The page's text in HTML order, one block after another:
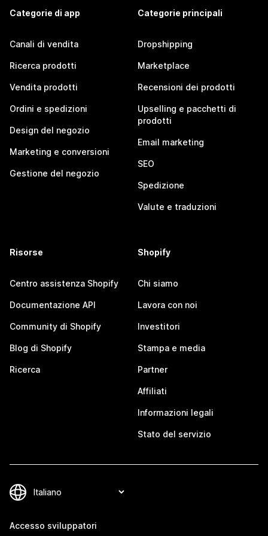
Categorie di app
Canali di vendita
Ricerca prodotti
Vendita prodotti
Ordini e spedizioni
Design del negozio
Marketing e conversioni
Gestione del negozio
Categorie principali
Dropshipping
Marketplace
Recensioni dei prodotti
Upselling e pacchetti di
prodotti
Email marketing
SEO
Spedizione
Valute e traduzioni
Risorse
Centro assistenza Shopify
Documentazione API
Community di Shopify
Blog di Shopify
Ricerca
Shopify
Chi siamo
Lavora con noi
Investitori
Stampa e media
Partner
Affiliati
Informazioni legali
Stato del servizio
Accesso sviluppatori